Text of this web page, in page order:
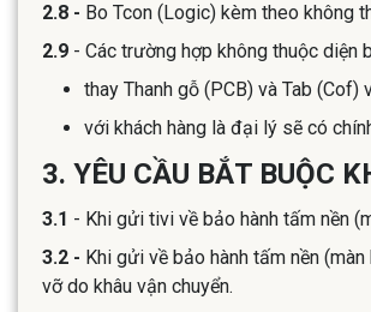
2.8 - Bo Tcon (Logic) kèm theo không
2.9 - Các trường hợp không thuộc diện
thay Thanh gỗ (PCB) và Tab
với khách hàng là đại lý sẽ có
3. YÊU CẦU BẮT BUỘC
3.1 - Khi gửi tivi về bảo hành tấm nền
3.2 - Khi gửi về bảo hành tấm nền
vỡ do khâu vận chuyển.